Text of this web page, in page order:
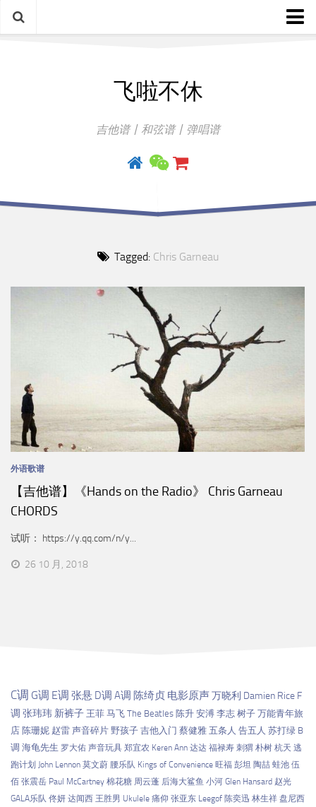
飞啦不休
吉他谱丨和弦谱丨弹唱谱
Tagged: Chris Garneau
外语歌谱
【吉他谱】《Hands on the Radio》 Chris Garneau
CHORDS
试听： https://y.qq.com/n/y...
26 10 月, 2018
C调 G调 E调 张悬 D调 A调 陈绮贞 电影原声万晓利 Damien Rice F
调 张玮玮 新裤子 王菲马飞 The Beatles 陈升 安溥 李志 树子 万能青年旅
店 陈珊妮 赵雷 声音碎片 野孩子 吉他入门 蔡健雅 五条人 告五人 苏打绿 B
调 海龟先生 罗大佑 声音玩具 郑宜农 Keren Ann 达达 福禄寿 刺猬 朴树 杭天 逃
跑计划 John Lennon 莫文蔚 腰乐队 Kings of Convenience 旺福 彭坦 陶喆 蛙池 伍
佰 张震岳 Paul McCartney 棉花糖 周云蓬 后海大鲨鱼 小河 Glen Hansard 赵光
GALA乐队 佟妍 达闻西 王胜男 Ukulele 痛仰 张亚东 Leegof 陈奕迅 林生祥 盘尼西